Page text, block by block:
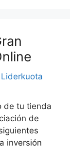
de tu tienda
de
inversión